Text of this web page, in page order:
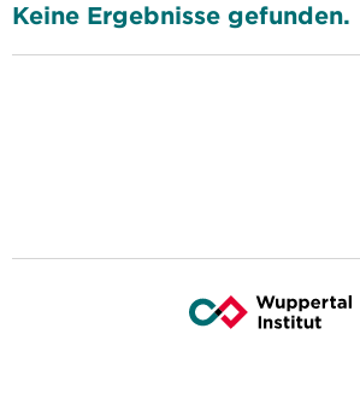
Keine Ergebnisse gefunden.